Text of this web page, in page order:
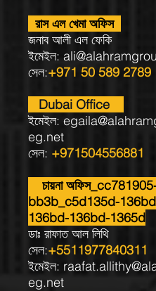
রাস এল খেমা অফিস
জনাব আলী এল ফেকি
ইমেইল:
সেল:+971 50 589 2789
Dubai Office
ইমেইল:
eg.net
সেল: +971504556881
চায়না
bb3b_c5d135d-
136bd-136bd-1365d
ডাঃ রাফাত আল লিথি
সেল:+5511977840311
ইমেইল:
eg.net